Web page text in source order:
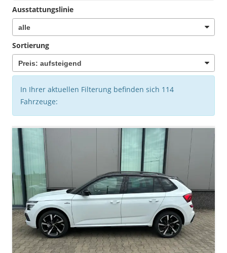
Ausstattungslinie
Sortierung
In Ihrer aktuellen Filterung befinden sich 114
Fahrzeuge: